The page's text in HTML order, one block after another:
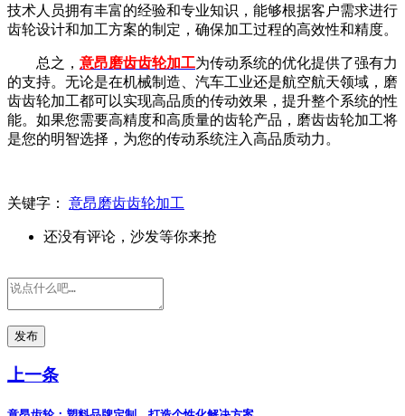
技术人员拥有丰富的经验和专业知识，能够根据客户需求进行
齿轮设计和加工方案的制定，确保加工过程的高效性和精度。
总之， 意昂磨齿齿轮加工为传动系统的优化提供了强有力
的支持。无论是在机械制造、汽车工业还是航空航天领域，磨
齿齿轮加工都可以实现高品质的传动效果，提升整个系统的性
能。如果您需要高精度和高质量的齿轮产品，磨齿齿轮加工将
是您的明智选择，为您的传动系统注入高品质动力。
关键字： 意昂磨齿齿轮加工
还没有评论，沙发等你来抢
发布
上一条